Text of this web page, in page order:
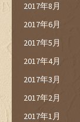
2017年8月
2017年6月
2017年5月
2017年4月
2017年3月
2017年2月
2017年1月